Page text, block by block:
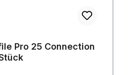
Pro 25 Connection